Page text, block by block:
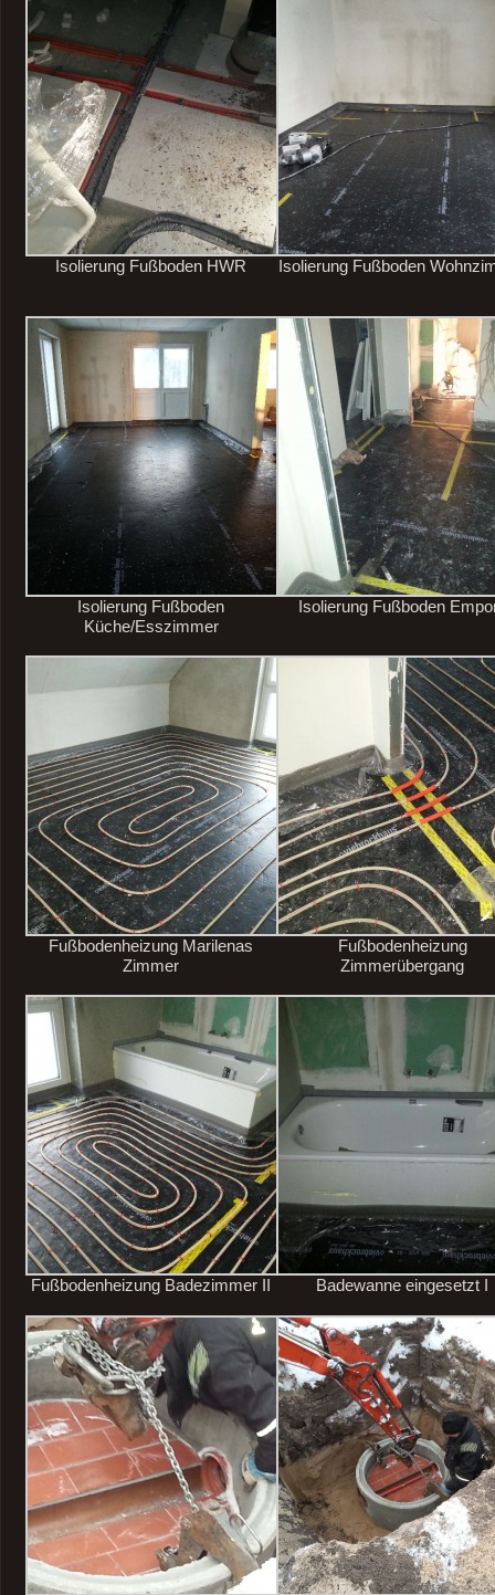
Isolierung Fußboden HWR Isolierung Fußboden
Isolierung Fußboden
Küche/Esszimmer
Isolierung Fußboden
Fußbodenheizung Marilenas
Zimmer
Fußbodenheizung
Zimmerübergang
Fußbodenheizung Badezimmer II Badewanne eingesetzt I